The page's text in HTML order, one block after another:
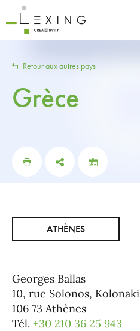
Retour aux autres pays
Grèce
ATHÈNES
Georges Ballas
10, rue Solonos, Kolonaki
106 73 Athènes
Tél. +30 210 36 25 943